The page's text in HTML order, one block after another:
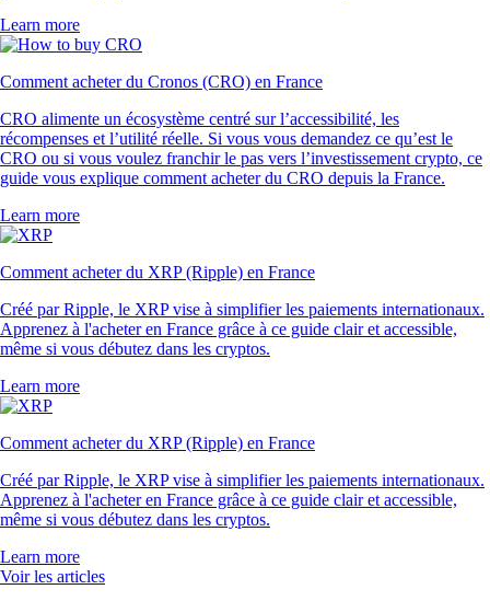
Learn more
Comment acheter du Cronos (CRO) en France
CRO alimente un écosystème centré sur l’accessibilité, les
récompenses et l’utilité réelle. Si vous vous demandez ce qu’est le
CRO ou si vous voulez franchir le pas vers l’investissement crypto, ce
guide vous explique comment acheter du CRO depuis la France.
Learn more
Comment acheter du XRP (Ripple) en France
Créé par Ripple, le XRP vise à simplifier les paiements internationaux.
Apprenez à l'acheter en France grâce à ce guide clair et accessible,
même si vous débutez dans les cryptos.
Learn more
Comment acheter du XRP (Ripple) en France
Créé par Ripple, le XRP vise à simplifier les paiements internationaux.
Apprenez à l'acheter en France grâce à ce guide clair et accessible,
même si vous débutez dans les cryptos.
Learn more
Voir les articles